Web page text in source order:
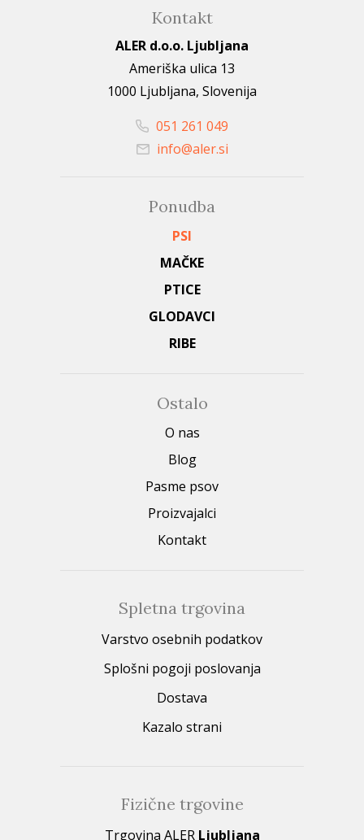
Kontakt
ALER d.o.o. Ljubljana
Ameriška ulica 13
1000 Ljubljana, Slovenija
051 261 049
info@aler.si
Ponudba
PSI
MAČKE
PTICE
GLODAVCI
RIBE
Ostalo
O nas
Blog
Pasme psov
Proizvajalci
Kontakt
Spletna trgovina
Varstvo osebnih podatkov
Splošni pogoji poslovanja
Dostava
Kazalo strani
Fizične trgovine
Trgovina ALER Ljubljana